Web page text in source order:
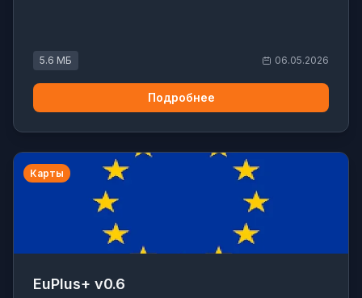
5.6 МБ 06.05.2026
Подробнее
Карты
EuPlus+ v0.6